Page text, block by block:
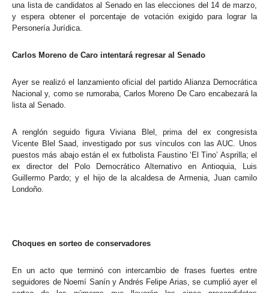
una lista de candidatos al Senado en las elecciones del 14 de marzo,
y espera obtener el porcentaje de votación exigido para lograr la
Personería Jurídica.
Carlos Moreno de Caro intentará regresar al Senado
Ayer se realizó el lanzamiento oficial del partido Alianza Democrática
Nacional y, como se rumoraba, Carlos Moreno De Caro encabezará la
lista al Senado.
A renglón seguido figura Viviana Blel, prima del ex congresista
Vicente Blel Saad, investigado por sus vínculos con las AUC. Unos
puestos más abajo están el ex futbolista Faustino ‘El Tino’ Asprilla; el
ex director del Polo Democrático Alternativo en Antioquia, Luis
Guillermo Pardo; y el hijo de la alcaldesa de Armenia, Juan camilo
Londoño.
Choques en sorteo de conservadores
En un acto que terminó con intercambio de frases fuertes entre
seguidores de Noemí Sanín y Andrés Felipe Arias, se cumplió ayer el